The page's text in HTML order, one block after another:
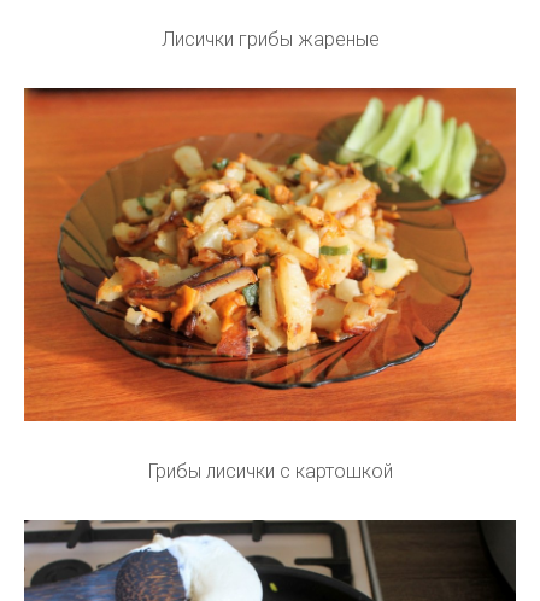
Лисички грибы жареные
Грибы лисички с картошкой